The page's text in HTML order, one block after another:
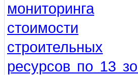
мониторинга
стоимости
строительных
ресурсов по 13